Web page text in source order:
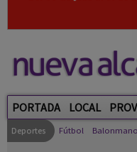
PORTADA LOCAL
Deportes Fútbol Balonmano